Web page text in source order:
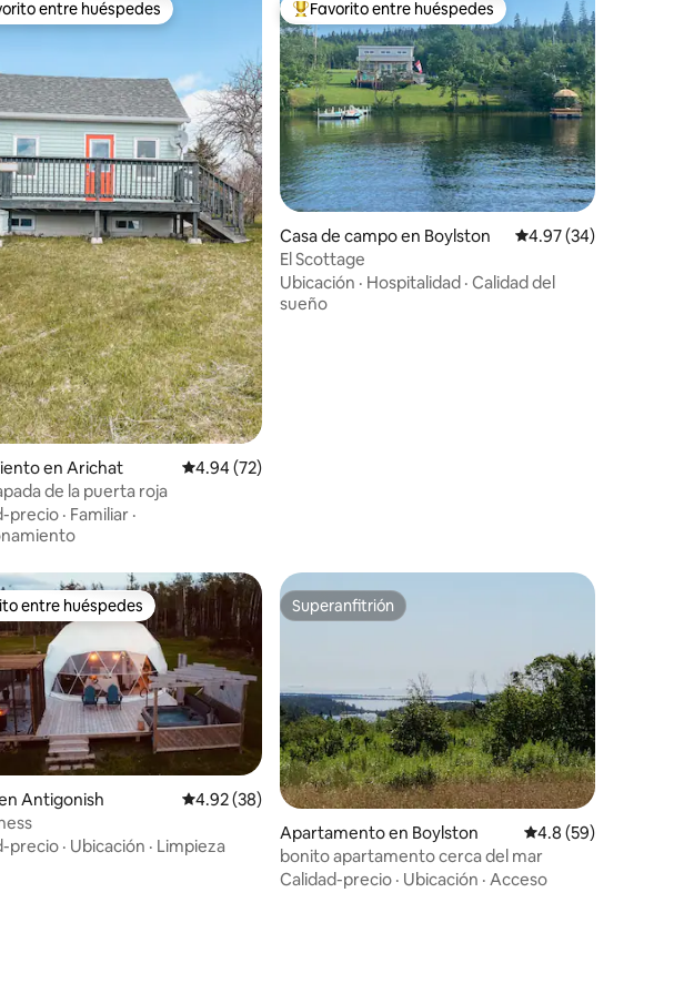
5 de 5, 90 reseñas
entre huéspedes preferido
entre huéspedes
en Arichat Calificación promedio: 4.94 de 5, 72 reseñas
4.94 (72)
de la puerta roja
precio · Familiar ·
Favorito entre huéspedes preferido
Favorito entre huéspedes
Casa de campo en Boylston Calificación
4.97 (34)
El Scottage
Ubicación · Hospitalidad · Calidad del
sueño
entre huéspedes
entre huéspedes
Antigonish Calificación promedio: 4.92 de 5, 38 reseñas
4.92 (38)
precio · Ubicación · Limpieza
Superanfitrión
Superanfitrión
Apartamento en Boylston Calificación
4.8 (59)
bonito apartamento cerca del mar
Calidad-precio · Ubicación · Acceso